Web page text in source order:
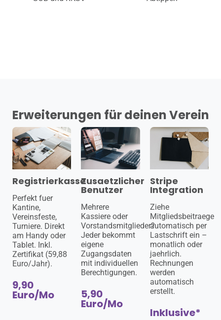
Erweiterungen für deinen Verein
Registrierkasse
Perfekt fuer
Kantine,
Vereinsfeste,
Turniere. Direkt
am Handy oder
Tablet. Inkl.
Zertifikat (59,88
Euro/Jahr).
9,90
Euro/Mo
Zusaetzlicher
Benutzer
Mehrere
Kassiere oder
Vorstandsmitglieder?
Jeder bekommt
eigene
Zugangsdaten
mit individuellen
Berechtigungen.
5,90
Euro/Mo
Stripe
Integration
Ziehe
Mitgliedsbeitraege
automatisch per
Lastschrift ein –
monatlich oder
jaehrlich.
Rechnungen
werden
automatisch
erstellt.
Inklusive*